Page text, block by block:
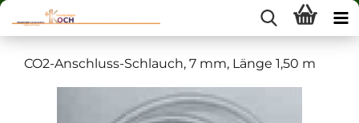
CO2-Anschluss-Schlauch, 7 mm, Länge 1,50 m